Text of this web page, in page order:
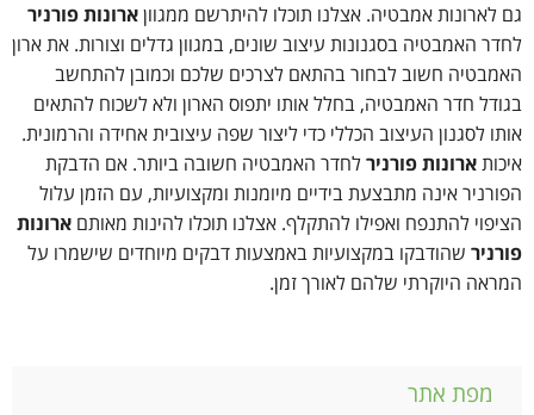
גם לארונות אמבטיה. אצלנו תוכלו להיתרשם ממגוון ארונות פורניר
לחדר האמבטיה בסגנונות עיצוב שונים, במגוון גדלים וצורות. את ארון
האמבטיה חשוב לבחור בהתאם לצרכים שלכם וכמובן להתחשב
בגודל חדר האמבטיה, בחלל אותו יתפוס הארון ולא לשכוח להתאים
אותו לסגנון העיצוב הכללי כדי ליצור שפה עיצובית אחידה והרמונית.
איכות ארונות פורניר לחדר האמבטיה חשובה ביותר. אם הדבקת
הפורניר אינה מתבצעת בידיים מיומנות ומקצועיות, עם הזמן עלול
הציפוי להתנפח ואפילו להתקלף. אצלנו תוכלו להינות מאותם ארונות
פורניר שהודבקו במקצועיות באמצעות דבקים מיוחדים שישמרו על
המראה היוקרתי שלהם לאורך זמן.
מפת אתר